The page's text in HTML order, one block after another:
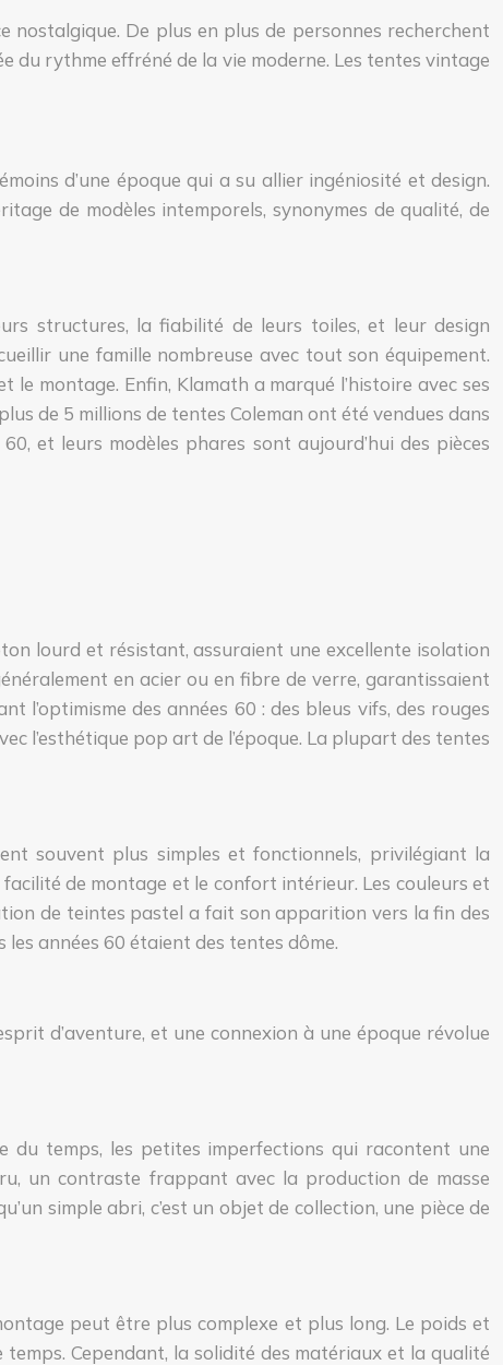
nostalgique. De plus en plus de personnes recherchent
du rythme effréné de la vie moderne. Les tentes vintage
d’une époque qui a su allier ingéniosité et design.
de modèles intemporels, synonymes de qualité, de
structures, la fiabilité de leurs toiles, et leur design
une famille nombreuse avec tout son équipement.
montage. Enfin, Klamath a marqué l’histoire avec ses
de 5 millions de tentes Coleman ont été vendues dans
et leurs modèles phares sont aujourd’hui des pièces
lourd et résistant, assuraient une excellente isolation
en acier ou en fibre de verre, garantissaient
des années 60 : des bleus vifs, des rouges
l’esthétique pop art de l’époque. La plupart des tentes
souvent plus simples et fonctionnels, privilégiant la
de montage et le confort intérieur. Les couleurs et
de teintes pastel a fait son apparition vers la fin des
années 60 étaient des tentes dôme.
d’aventure, et une connexion à une époque révolue
du temps, les petites imperfections qui racontent une
un contraste frappant avec la production de masse
simple abri, c’est un objet de collection, une pièce de
peut être plus complexe et plus long. Le poids et
temps. Cependant, la solidité des matériaux et la qualité